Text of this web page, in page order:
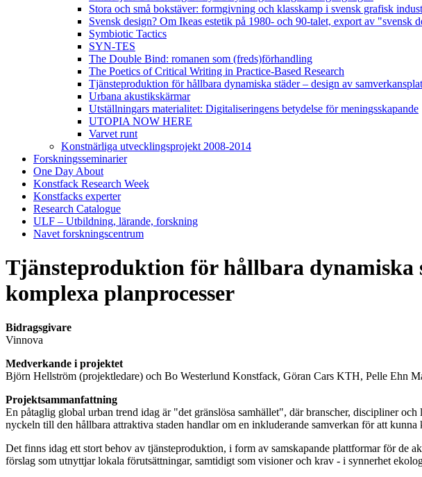
Stora och små bokstäver: formgivning och klasskamp i svensk grafisk
Svensk design? Om Ikeas estetik på 1980- och 90-talet, export av "svensk
Symbiotic Tactics
SYN-TES
The Double Bind: romanen som (freds)förhandling
The Poetics of Critical Writing in Practice-Based Research
Tjänsteproduktion för hållbara dynamiska städer – design av
Urbana akustikskärmar
Utställningars materialitet: Digitaliseringens betydelse för meningsskapande
UTOPIA NOW HERE
Varvet runt
Konstnärliga utvecklingsprojekt 2008-2014
Forskningsseminarier
One Day About
Konstfack Research Week
Konstfacks experter
Research Catalogue
ULF – Utbildning, lärande, forskning
Navet forskningscentrum
Tjänsteproduktion för hållbara dynamiska
komplexa planprocesser
Bidragsgivare
Vinnova
Medverkande i projektet
Björn Hellström (projektledare) och Bo Westerlund Konstfack, Göran Cars KTH, Pelle Ehn
Projektsammanfattning
En påtaglig global urban trend idag är "det gränslösa samhället", där branscher, discipliner
nyckeln till den hållbara attraktiva staden handlar om en inkluderande samverkan för att
Det finns idag ett stort behov av tjänsteproduktion, i form av samskapande plattformar för de
förslag som utnyttjar lokala förutsättningar, samtidigt som visioner och krav - i synnerhet